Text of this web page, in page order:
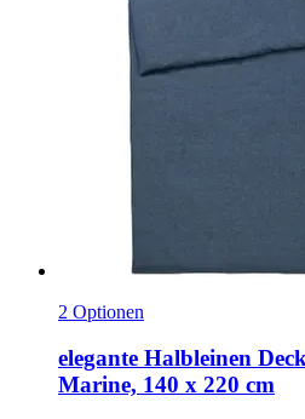
2 Optionen
elegante Halbleinen
Marine, 140 x 220 cm